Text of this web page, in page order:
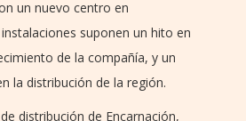
un nuevo centro en
suponen un hito en
de la compañía, y un
la distribución de la región.
distribución de Encarnación,